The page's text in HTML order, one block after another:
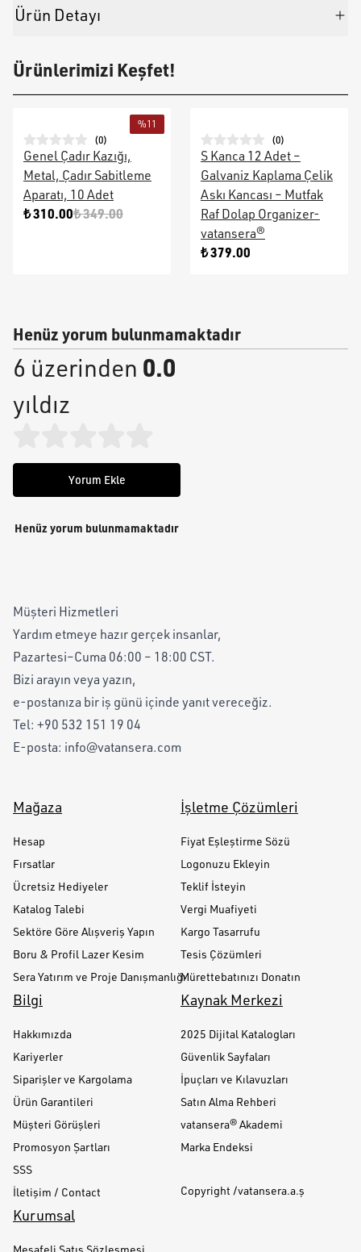
Ürün Detayı
Ürünlerimizi Keşfet!
%11
(0)
Genel Çadır Kazığı,
Metal, Çadır Sabitleme
Aparatı, 10 Adet
₺ 310.00₺ 349.00
(0)
S Kanca 12 Adet –
Galvaniz Kaplama Çelik
Askı Kancası – Mutfak
Raf Dolap Organizer-
vatansera®
₺ 379.00
Henüz yorum bulunmamaktadır
6 üzerinden 0.0
yıldız
Yorum Ekle
Henüz yorum bulunmamaktadır
Müşteri Hizmetleri
Yardım etmeye hazır gerçek insanlar,
Pazartesi–Cuma 06:00 – 18:00 CST.
Bizi arayın veya yazın,
e-postanıza bir iş günü içinde yanıt vereceğiz.
Tel: +90 532 151 19 04
E-posta: info@vatansera.com
Mağaza
Hesap
Fırsatlar
Ücretsiz Hediyeler
Katalog Talebi
Sektöre Göre Alışveriş Yapın
Boru & Profil Lazer Kesim
Sera Yatırım ve Proje Danışmanlığı
İşletme Çözümleri
Fiyat Eşleştirme Sözü
Logonuzu Ekleyin
Teklif İsteyin
Vergi Muafiyeti
Kargo Tasarrufu
Tesis Çözümleri
Mürettebatınızı Donatın
Bilgi
Hakkımızda
Kariyerler
Siparişler ve Kargolama
Ürün Garantileri
Müşteri Görüşleri
Promosyon Şartları
SSS
İletişim / Contact
Kaynak Merkezi
2025 Dijital Katalogları
Güvenlik Sayfaları
İpuçları ve Kılavuzları
Satın Alma Rehberi
vatansera® Akademi
Marka Endeksi
Copyright /vatansera.a.ş
Kurumsal
Mesafeli Satış Sözleşmesi